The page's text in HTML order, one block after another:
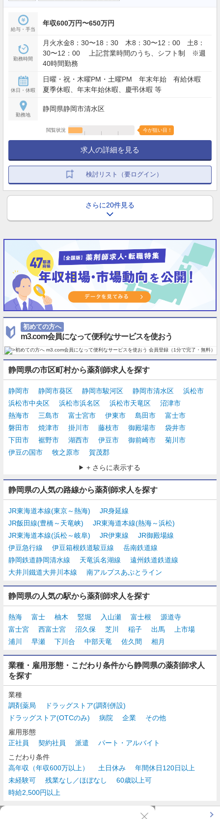
給与・手当
年収600万円〜650万円
勤務時間
月火水金8：30〜18：30 木8：30〜12：00 土8：
30〜12：00 上記営業時間のうち、シフト制 ※週
40時間勤務
休日・休暇
日曜・祝・木曜PM・土曜PM 年末年始 有給休暇
夏季休暇、年末年始休暇、慶弔休暇 等
勤務地
静岡県静岡市清水区
閲覧状況 今が狙い目！
求人の詳細を見る
検討リスト（要ログイン）
さらに20件見る
初めての方へ
m3.com会員になって便利なサービスを使おう
静岡県の市区町村から薬剤師求人を探す
静岡市 静岡市葵区 静岡市駿河区 静岡市清水区
浜松市
浜松市中央区
浜松市浜名区 浜松市天竜区
沼津市
熱海市
三島市 富士宮市 伊東市 島田市
富士市
磐田市
焼津市 掛川市 藤枝市 御殿場市
袋井市
下田市
裾野市 湖西市 伊豆市 御前崎市
菊川市
伊豆の国市
牧之原市
賀茂郡
+ さらに表示する
静岡県の人気の路線から薬剤師求人を探す
JR東海道本線(東京～熱海)
JR身延線
JR飯田線(豊橋～天竜峡)
JR東海道本線(熱海～浜松)
JR東海道本線(浜松～岐阜)
JR伊東線
JR御殿場線
伊豆急行線
伊豆箱根鉄道駿豆線
岳南鉄道線
静岡鉄道静岡清水線
天竜浜名湖線
遠州鉄道鉄道線
大井川鐵道大井川本線
南アルプスあぷとライン
静岡県の人気の駅から薬剤師求人を探す
熱海 富士 柚木 竪堀 入山瀬 富士根
源道寺
富士宮
西富士宮 沼久保 芝川 稲子 出馬
上市場
浦川
早瀬 下川合 中部天竜 佐久間 相月
業種・雇用形態・こだわり条件から静岡県の薬剤師求人
を探す
業種
調剤薬局
ドラッグストア(調剤併設)
ドラッグストア(OTCのみ)
病院 企業
その他
雇用形態
正社員
契約社員 派遣
パート・アルバイト
こだわり条件
高年収（年収600万以上）
土日休み
年間休日120日以上
未経験可
残業なし／ほぼなし
60歳以上可
時給2,500円以上